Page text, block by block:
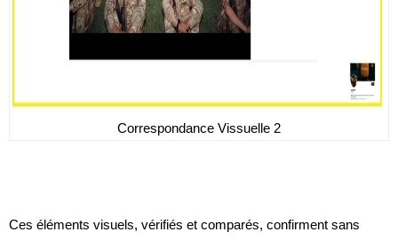
Correspondance Vissuelle 2
Ces éléments visuels, vérifiés et comparés, confirment sans